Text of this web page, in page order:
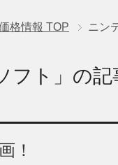
格情報 TOP ニン
フト」の記
！